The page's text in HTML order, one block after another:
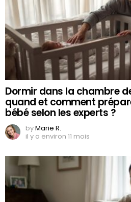
Dormir dans la chambre
quand et comment
bébé selon les experts ?
byMarie R.
il y a environ 11 mois